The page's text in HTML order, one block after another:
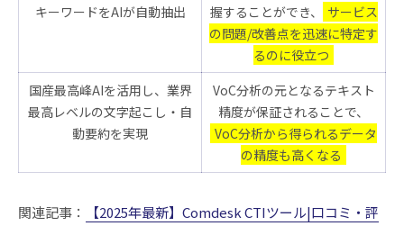
キーワードをAIが自動抽出
握することができ、
サービス
の問題/改善点を迅速に特定す
るのに役立つ
国産最高峰AIを活用し、業界
最高レベルの文字起こし・自
動要約を実現
VoC分析の元となるテキスト
精度が保証されることで、
VoC分析から得られるデータ
の精度も高くなる
関連記事：
【2025年最新】Comdesk CTIツール|口コミ・評